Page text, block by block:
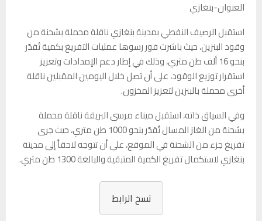
العنوان-بنغازي
استقبل الرصيف النفطي بمدينة بنغازي ناقلة محملة بشحنة من
وقود البنزين، حيث باشرت فور رسوها عمليات التفريغ بكمية تُقدّر
بنحو 16 ألف طن متري، وذلك في إطار دعم الإمدادات وتعزيز
استقرار توزيع الوقود، على أن تصل خلال اليومين المقبلين ناقلة
أخرى محملة بالبنزين لتعزيز المخزون.
وفي السياق ذاته، استقبل ميناء مرسى البريقة ناقلة محملة
بشحنة من الغاز المسال تُقدّر بنحو 1000 طن متري، حيث جرى
تفريغ جزء من الشحنة في الموقع، على أن تتوجه لاحقاً إلى مدينة
بنغازي لاستكمال تفريغ الكمية المتبقية والبالغة 1300 طن متري.
نسخ الرابط